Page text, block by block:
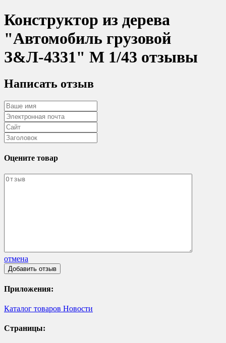
Конструктор из дерева
"Автомобиль грузовой
З&Л-4331" М 1/43 отзывы
Написать отзыв
Оцените товар
отмена
Приложения:
Каталог товаров Новости
Страницы: